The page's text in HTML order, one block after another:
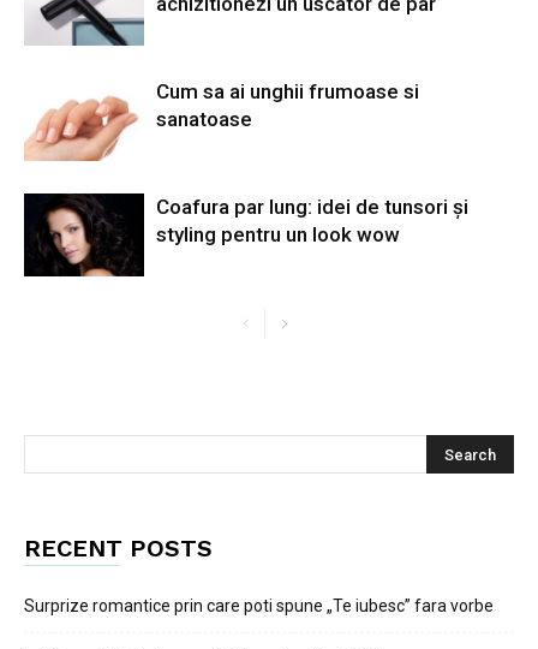
Cum sa ai unghii frumoase si
sanatoase
Coafura par lung: idei de tunsori și
styling pentru un look wow
RECENT POSTS
Surprize romantice prin care poti spune „Te iubesc” fara vorbe